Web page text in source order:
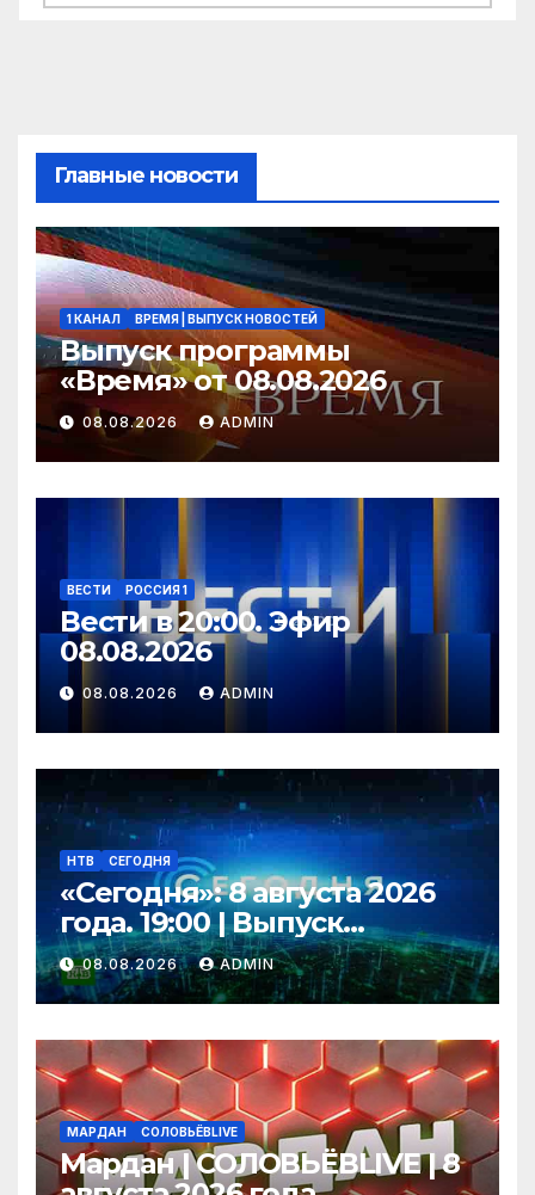
Главные новости
1 КАНАЛ ВРЕМЯ | ВЫПУСК НОВОСТЕЙ
Выпуск программы
«Время» от 08.08.2026
08.08.2026 ADMIN
ВЕСТИ РОССИЯ 1
Вести в 20:00. Эфир
08.08.2026
08.08.2026 ADMIN
НТВ СЕГОДНЯ
«Сегодня»: 8 августа 2026
года. 19:00 | Выпуск
новостей | Новости НТВ
08.08.2026 ADMIN
МАРДАН СОЛОВЬЁВLIVE
Мардан | СОЛОВЬЁВLIVE | 8